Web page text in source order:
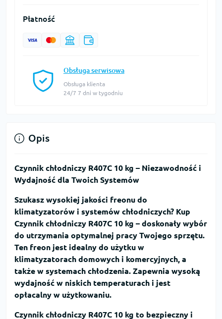
Płatność
Obsługa serwisowa
Obsługa klienta
24/7 7 dni w tygodniu
Opis
Czynnik chłodniczy R407C 10 kg – Niezawodność i
Wydajność dla Twoich Systemów
Szukasz wysokiej jakości freonu do
klimatyzatorów i systemów chłodniczych? Kup
Czynnik chłodniczy R407C 10 kg – doskonały wybór
do utrzymania optymalnej pracy Twojego sprzętu.
Ten freon jest idealny do użytku w
klimatyzatorach domowych i komercyjnych, a
także w systemach chłodzenia. Zapewnia wysoką
wydajność w niskich temperaturach i jest
opłacalny w użytkowaniu.
Czynnik chłodniczy R407C 10 kg to bezpieczny i